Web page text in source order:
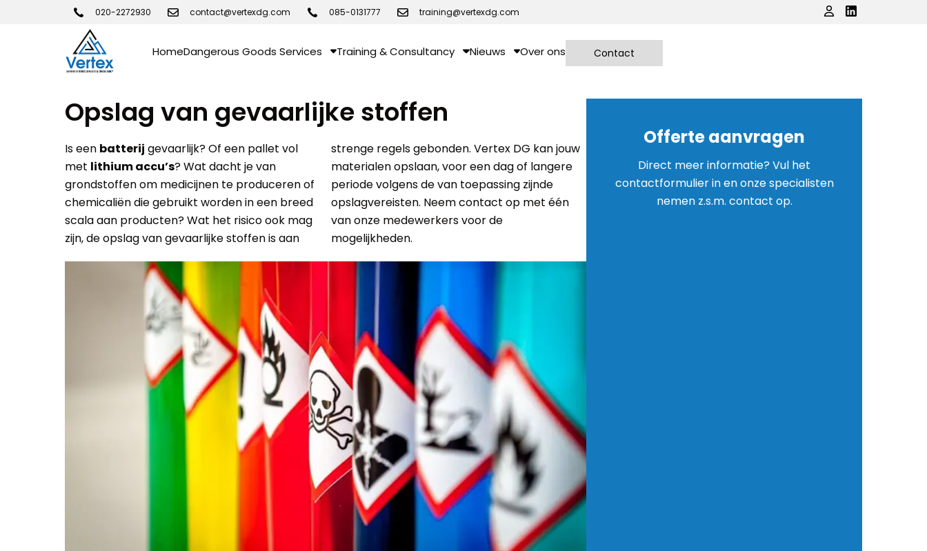
020-2272930 contact@vertexdg.com 085-0131777 training@vertexdg.com
HomeDangerous Goods Services Training & Consultancy Nieuws Over ons Contact
Opslag van gevaarlijke stoffen
Is een batterij gevaarlijk? Of een pallet vol
met lithium accu’s? Wat dacht je van
grondstoffen om medicijnen te produceren of
chemicaliën die gebruikt worden in een breed
scala aan producten? Wat het risico ook mag
zijn, de opslag van gevaarlijke stoffen is aan
strenge regels gebonden. Vertex DG kan jouw
materialen opslaan, voor een dag of langere
periode volgens de van toepassing zijnde
opslagvereisten. Neem contact op met één
van onze medewerkers voor de
mogelijkheden.
Offerte aanvragen
Direct meer informatie? Vul het
contactformulier in en onze specialisten
nemen z.s.m. contact op.